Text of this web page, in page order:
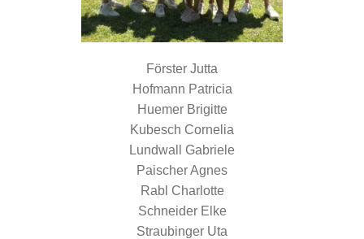
Förster Jutta
Hofmann Patricia
Huemer Brigitte
Kubesch Cornelia
Lundwall Gabriele
Paischer Agnes
Rabl Charlotte
Schneider Elke
Straubinger Uta